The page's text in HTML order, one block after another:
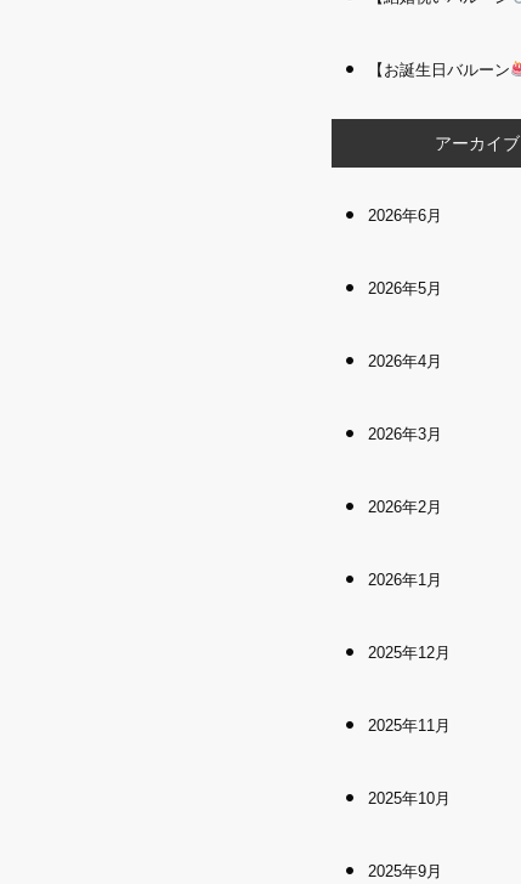
【お誕生日バルーン
アーカイブ
2026年6月
2026年5月
2026年4月
2026年3月
2026年2月
2026年1月
2025年12月
2025年11月
2025年10月
2025年9月